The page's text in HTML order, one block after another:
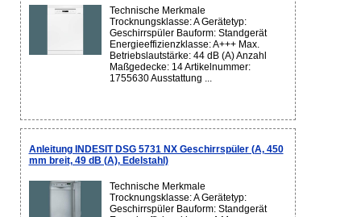
Technische Merkmale
Trocknungsklasse: A Gerätetyp:
Geschirrspüler Bauform: Standgerät
Energieeffizienzklasse: A+++ Max.
Betriebslautstärke: 44 dB (A) Anzahl
Maßgedecke: 14 Artikelnummer:
1755630 Ausstattung ...
Anleitung INDESIT DSG 5731 NX Geschirrspüler (A, 450
mm breit, 49 dB (A), Edelstahl)
Technische Merkmale
Trocknungsklasse: A Gerätetyp:
Geschirrspüler Bauform: Standgerät